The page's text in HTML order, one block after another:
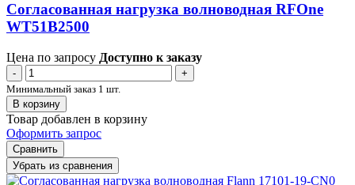
Согласованная нагрузка волноводная RFOne
WT51B2500
Цена по запросу Доступно к заказу
-
+
Минимальный заказ 1 шт.
В корзину
Товар добавлен в корзину
Оформить запрос
Сравнить
Убрать из сравнения